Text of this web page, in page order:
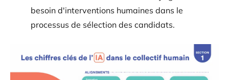
besoin d'interventions humaines dans le
processus de sélection des candidats.